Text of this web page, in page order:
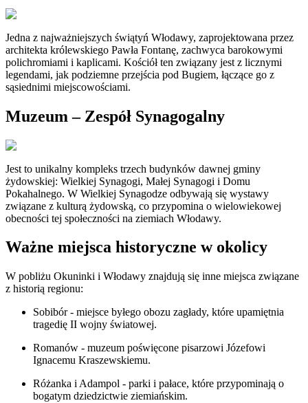
Jedna z najważniejszych świątyń Włodawy, zaprojektowana przez
architekta królewskiego Pawła Fontanę, zachwyca barokowymi
polichromiami i kaplicami. Kościół ten związany jest z licznymi
legendami, jak podziemne przejścia pod Bugiem, łączące go z
sąsiednimi miejscowościami.
Muzeum – Zespół Synagogalny
Jest to unikalny kompleks trzech budynków dawnej gminy
żydowskiej: Wielkiej Synagogi, Małej Synagogi i Domu
Pokahalnego. W Wielkiej Synagodze odbywają się wystawy
związane z kulturą żydowską, co przypomina o wielowiekowej
obecności tej społeczności na ziemiach Włodawy.
Ważne miejsca historyczne w okolicy
W pobliżu Okuninki i Włodawy znajdują się inne miejsca związane
z historią regionu:
Sobibór - miejsce byłego obozu zagłady, które upamiętnia
tragedię II wojny światowej.
Romanów - muzeum poświęcone pisarzowi Józefowi
Ignacemu Kraszewskiemu.
Różanka i Adampol - parki i pałace, które przypominają o
bogatym dziedzictwie ziemiańskim.